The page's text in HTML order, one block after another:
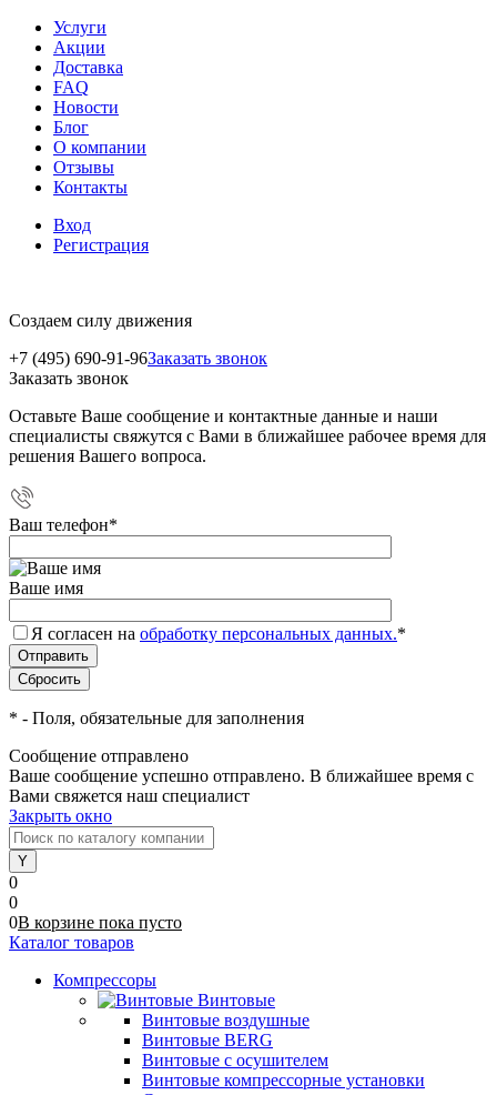
Услуги
Акции
Доставка
FAQ
Новости
Блог
О компании
Отзывы
Контакты
Вход
Регистрация
Создаем силу движения
+7 (495) 690-91-96Заказать звонок
Заказать звонок
Оставьте Ваше сообщение и контактные данные и наши
специалисты свяжутся с Вами в ближайшее рабочее время для
решения Вашего вопроса.
Ваш телефон*
Ваше имя
Я согласен на обработку персональных данных.*
* - Поля, обязательные для заполнения
Сообщение отправлено
Ваше сообщение успешно отправлено. В ближайшее время с
Вами свяжется наш специалист
Закрыть окно
0
0
0В корзине пока пусто
Каталог товаров
Компрессоры
Винтовые
Винтовые воздушные
Винтовые BERG
Винтовые с осушителем
Винтовые компрессорные установки